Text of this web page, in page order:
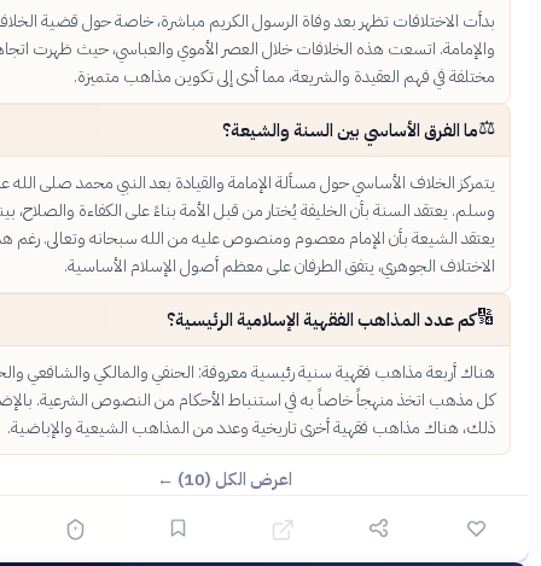
تظهر بعد وفاة الرسول الكريم مباشرة، خاصة حول قضية الخلافة
اتسعت هذه الخلافات خلال العصر الأموي والعباسي، حيث ظهرت اتجاهات
في فهم العقيدة والشريعة، مما أدى إلى تكوين مذاهب متميزة.
الأساسي بين السنة والشيعة؟
الخلاف الأساسي حول مسألة الإمامة والقيادة بعد النبي محمد صلى الله عليه
السنة بأن الخليفة يُختار من قبل الأمة بناءً على الكفاءة والصلاح، بينما
الشيعة بأن الإمام معصوم ومنصوص عليه من الله سبحانه وتعالى. رغم هذا
الجوهري، يتفق الطرفان على معظم أصول الإسلام الأساسية.
عدد المذاهب الفقهية الإسلامية الرئيسية؟
مذاهب فقهية سنية رئيسية معروفة: الحنفي والمالكي والشافعي والحنبلي.
اتخذ منهجاً خاصاً به في استنباط الأحكام من النصوص الشرعية. بالإضافة إلى
مذاهب فقهية أخرى تاريخية وعدد من المذاهب الشيعية والإباضية.
اعرض الكل (10) ←